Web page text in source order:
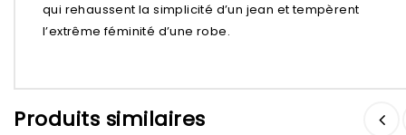
qui rehaussent la simplicité d’un jean et tempèrent
l’extrême féminité d’une robe.
Produits similaires